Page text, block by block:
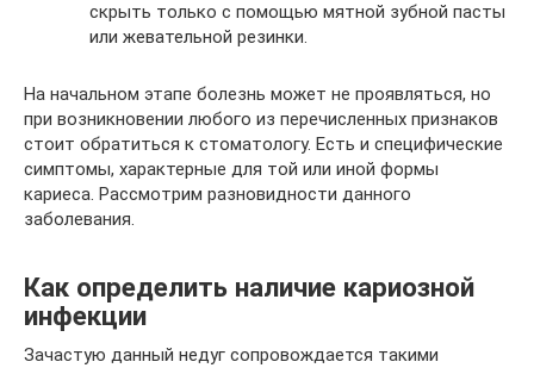
скрыть только с помощью мятной зубной пасты
или жевательной резинки.
На начальном этапе болезнь может не проявляться, но
при возникновении любого из перечисленных признаков
стоит обратиться к стоматологу. Есть и специфические
симптомы, характерные для той или иной формы
кариеса. Рассмотрим разновидности данного
заболевания.
Как определить наличие кариозной
инфекции
Зачастую данный недуг сопровождается такими